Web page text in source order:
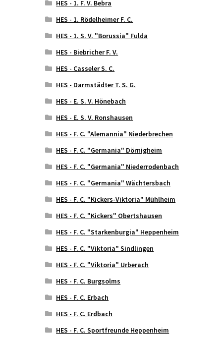
HES - 1. F. V. Bebra
HES - 1. Rödelheimer F. C.
HES - 1. S. V. "Borussia" Fulda
HES - Biebricher F. V.
HES - Casseler S. C.
HES - Darmstädter T. S. G.
HES - E. S. V. Hönebach
HES - E. S. V. Ronshausen
HES - F. C. "Alemannia" Niederbrechen
HES - F. C. "Germania" Dörnigheim
HES - F. C. "Germania" Niederrodenbach
HES - F. C. "Germania" Wächtersbach
HES - F. C. "Kickers-Viktoria" Mühlheim
HES - F. C. "Kickers" Obertshausen
HES - F. C. "Starkenburgia" Heppenheim
HES - F. C. "Viktoria" Sindlingen
HES - F. C. "Viktoria" Urberach
HES - F. C. Burgsolms
HES - F. C. Erbach
HES - F. C. Erdbach
HES - F. C. Sportfreunde Heppenheim